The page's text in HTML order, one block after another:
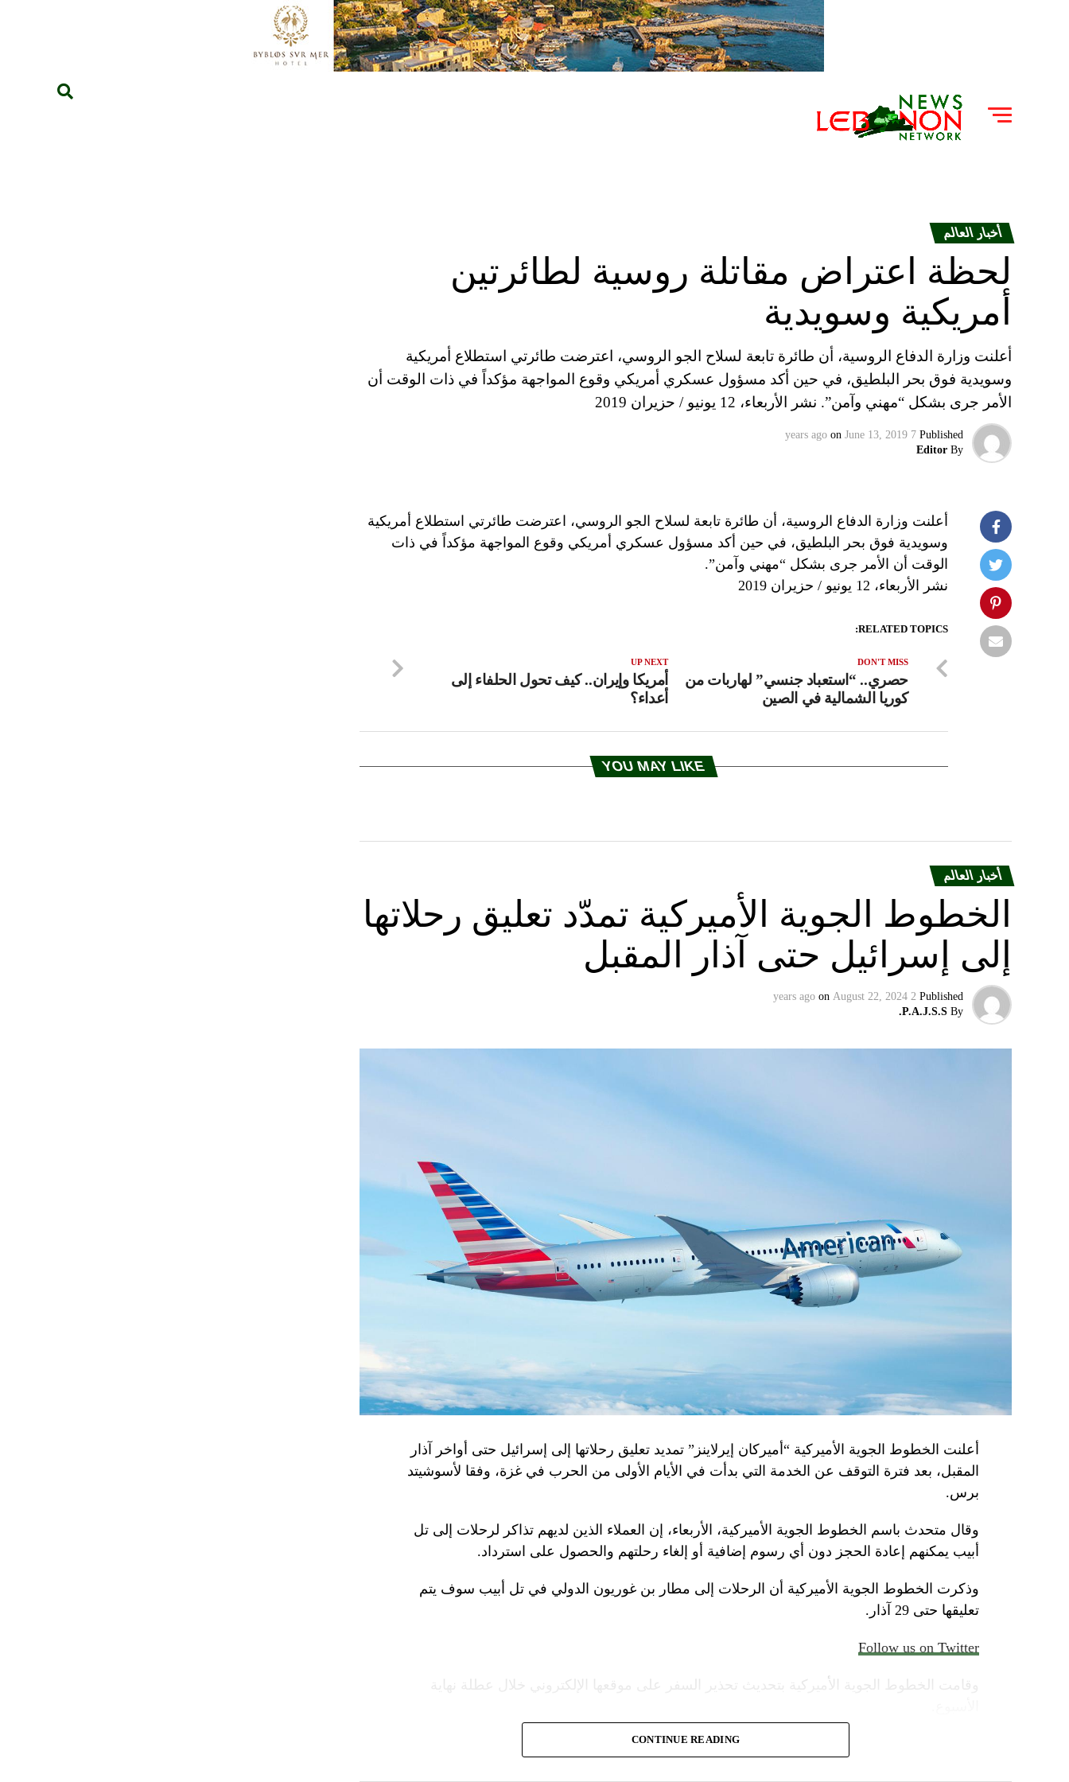
أخبار العالم
لحظة اعتراض مقاتلة روسية لطائرتين
أمريكية وسويدية
أعلنت وزارة الدفاع الروسية، أن طائرة تابعة لسلاح الجو الروسي، اعترضت طائرتي استطلاع أمريكية
وسويدية فوق بحر البلطيق، في حين أكد مسؤول عسكري أمريكي وقوع المواجهة مؤكداً في ذات الوقت أن
الأمر جرى بشكل “مهني وآمن”. نشر الأربعاء، 12 يونيو / حزيران 2019
Published
7 years ago
on June 13, 2019
By
Editor
أعلنت وزارة الدفاع الروسية، أن طائرة تابعة لسلاح الجو الروسي، اعترضت طائرتي استطلاع أمريكية
وسويدية فوق بحر البلطيق، في حين أكد مسؤول عسكري أمريكي وقوع المواجهة مؤكداً في ذات
الوقت أن الأمر جرى بشكل “مهني وآمن”.
نشر الأربعاء، 12 يونيو / حزيران 2019
RELATED TOPICS:
UP NEXT
أمريكا وإيران.. كيف تحول الحلفاء إلى
أعداء؟
DON'T MISS
حصري.. “استعباد جنسي” لهاربات من
كوريا الشمالية في الصين
YOU MAY LIKE
أخبار العالم
الخطوط الجوية الأميركية تمدّد تعليق رحلاتها
إلى إسرائيل حتى آذار المقبل
Published
2 years ago
on August 22, 2024
By
P.A.J.S.S.
أعلنت الخطوط الجوية الأميركية “أميركان إيرلاينز” تمديد تعليق رحلاتها إلى إسرائيل حتى أواخر آذار
المقبل، بعد فترة التوقف عن الخدمة التي بدأت في الأيام الأولى من الحرب في غزة، وفقا لأسوشيتد
برس.
وقال متحدث باسم الخطوط الجوية الأميركية، الأربعاء، إن العملاء الذين لديهم تذاكر لرحلات إلى تل
أبيب يمكنهم إعادة الحجز دون أي رسوم إضافية أو إلغاء رحلتهم والحصول على استرداد.
وذكرت الخطوط الجوية الأميركية أن الرحلات إلى مطار بن غوريون الدولي في تل أبيب سوف يتم
تعليقها حتى 29 آذار.
Follow us on Twitter
وقامت الخطوط الجوية الأميركية بتحديث تحذير السفر على موقعها الإلكتروني خلال عطلة نهاية
وأضاف المتحدث “سنواصل العمل بشكل وثيق مع شركات الطيران الشريكة لمساعدة العملاء
CONTINUE READING